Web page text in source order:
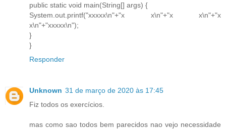
public static void main(String[] args) {
System.out.printf("xxxxx\n"+"x x\n"+"x x\n"+"x
x\n"+"xxxxx\n");
}
}
Responder
Unknown 31 de março de 2020 às 17:45
Fiz todos os exercícios.
mas como sao todos bem parecidos nao vejo necessidade